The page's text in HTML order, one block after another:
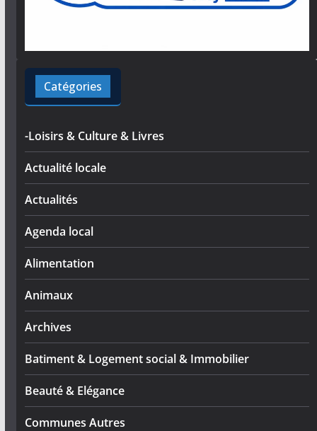
Catégories
-Loisirs & Culture & Livres
Actualité locale
Actualités
Agenda local
Alimentation
Animaux
Archives
Batiment & Logement social & Immobilier
Beauté & Elégance
Communes Autres